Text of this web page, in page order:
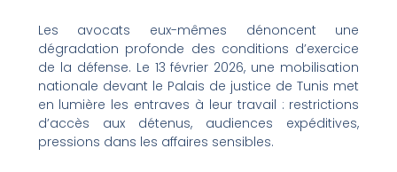
Les avocats eux-mêmes dénoncent une
dégradation profonde des conditions d’exercice
de la défense. Le 13 février 2026, une mobilisation
nationale devant le Palais de justice de Tunis met
en lumière les entraves à leur travail : restrictions
d’accès aux détenus, audiences expéditives,
pressions dans les affaires sensibles.